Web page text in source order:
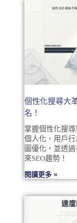
個性化搜尋大
名！
掌握個性化搜
個人化、用戶
圖優化，並透
來SEO趨勢！
閱讀更多 »